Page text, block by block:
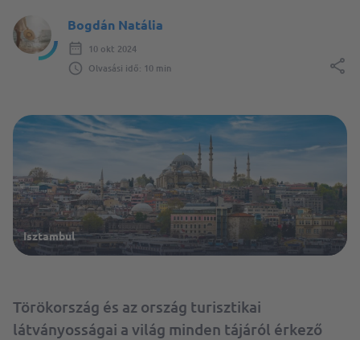
Bogdán Natália
10 okt 2024
Olvasási idő: 10 min
Isztambul
Törökország és az ország turisztikai
látványosságai a világ minden tájáról érkező